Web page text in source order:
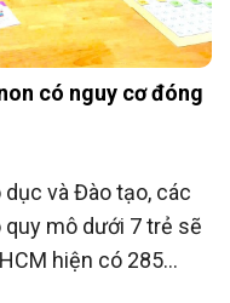
có nguy cơ đóng
và Đào tạo, các
mô dưới 7 trẻ sẽ
hiện có 285